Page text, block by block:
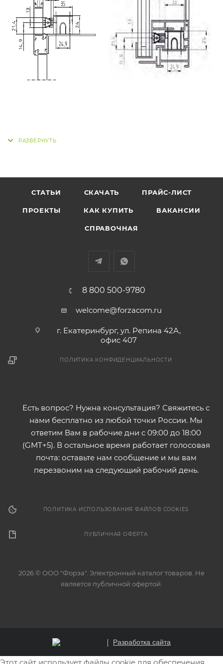
СТАТЬИ СКАЧАТЬ ПРАЙС-ЛИСТ
ПРОЕКТЫ КАК КУПИТЬ ВАКАНСИИ
СПРАВОЧНАЯ
8 800 500-9780
welcome@forzacom.ru
г. Екатеринбург, ул. Репина 42А,
офис 407
ПОЛИТИКА КОНФИДЕНЦИАЛЬНОСТИ
Есть вопрос? Нужна консультация? Свяжитесь с
нами бесплатно из любой точки России. Мы
ответим Вам в рабочие дни с 09:00 до 18:00
(GMT+5). В остальное время работает голосовая
почта: оставьте нам сообщение и мы вам
перезвоним на следующий рабочий день.
ПОЛИТИКА ИСПОЛЬЗОВАНИЯ ФАЙЛОВ COOKIES
ПУБЛИЧНАЯ ОФЕРТА
2026 © ООО "Форза". Электронный каталог товаров. Не
является публичной офертой.
Разработка сайта